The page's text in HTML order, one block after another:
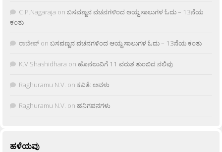
C.P.Nagaraja on ಬಸವಣ್ಣನ ವಚನಗಳಿಂದ ಆಯ್ದ ಸಾಲುಗಳ ಓದು – 13ನೆಯ
ಕಂತು
ರಾಜೀವ್ on ಬಸವಣ್ಣನ ವಚನಗಳಿಂದ ಆಯ್ದ ಸಾಲುಗಳ ಓದು – 13ನೆಯ ಕಂತು
K.V Shashidhara on ಹೊನಲುವಿಗೆ 11 ವರುಶ ತುಂಬಿದ ನಲಿವು
Raghuramu N.V. on ಕವಿತೆ: ಅವಳು
Raghuramu N.V. on ಹನಿಗವನಗಳು
ಹಳೆಯವು